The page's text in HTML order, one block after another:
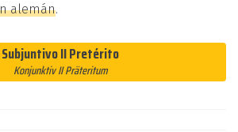
alemán.
Subjuntivo II Pretérito
Konjunktiv II Präteritum